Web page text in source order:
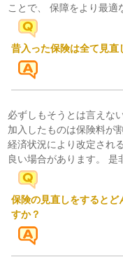
ことで、 保障をより最適
昔入った保険は全て見直
必ずしもそうとは言えな
加入したものは保険料が
経済状況により改定され
良い場合があります。 是
保険の見直しをすると
すか？